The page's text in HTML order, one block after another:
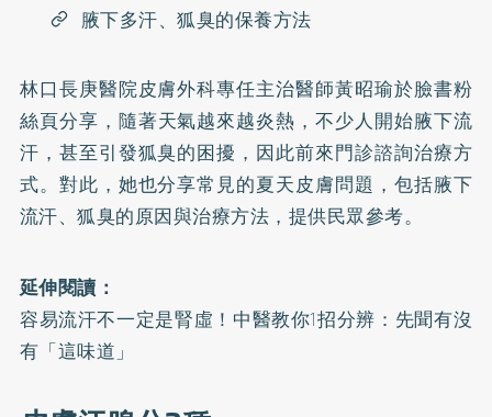
腋下多汗、狐臭的保養方法
林口長庚醫院皮膚外科專任主治醫師黃昭瑜於臉書粉
絲頁分享，隨著天氣越來越炎熱，不少人開始腋下流
汗，甚至引發狐臭的困擾，因此前來門診諮詢治療方
式。對此，她也分享常見的夏天皮膚問題，包括腋下
流汗、狐臭的原因與治療方法，提供民眾參考。
延伸閱讀：
容易流汗不一定是腎虛！中醫教你1招分辨：先聞有沒
有「這味道」